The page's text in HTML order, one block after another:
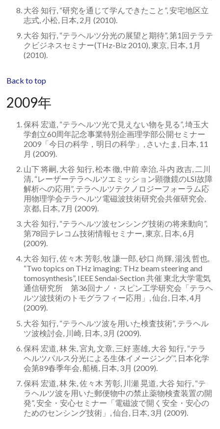
大谷 知行, “研究を通じて学んできたこと”, 安宅地区立
志式, 小松, 日本, 2月 (2010).
大谷 知行, “テラヘルツ分光の展望と期待”, 第1回テラテ
クビジネスセミナー(THz-Biz 2010), 東京, 日本, 1月
(2010).
Back to top
2009年
保科 宏道, “テラヘルツ光で見えない物を見る”, 埼玉大
学創立60周年記念事業特別企画理学部公開セミナー
2009「今日の科学，明日の科学」, さいたま, 日本, 11
月 (2009).
山下 将嗣, 大谷 知行, 松本 徹, 中前 幸治, 斗内 政吉, 二川
清, “レーザーテラヘルツエミッション顕微鏡のLSI故障
解析への応用”, テラヘルツテクノロジーフォーラム応
用物理学会テラヘルツ電磁波技術研究会共催研究会,
京都, 日本, 7月 (2009).
大谷 知行, “テラヘルツ波センシング技術の将来動向”,
第78回テレコム技術情報セミナー, 東京, 日本, 6月
(2009).
大谷 知行, 佐々木 芳彰, 牧 謙一郎, 砂口 尚輝, 湯浅 哲也,
“Two topics on THz imaging: THz beam steering and
tomosynthesis”, IEEE Sendai-Section 共催 東北大学電気
通信研究所 第36回ナノ・スピン工学研究会「テラヘ
ルツ波技術のトモグラフィー応用」, 仙台, 日本, 4月
(2009).
大谷 知行, “テラヘルツ波を用いた検査技術”, テラヘル
ツ波検討会, 川崎, 日本, 3月 (2009).
保科 宏道, 林 朱, 宮丸 文章, 三好 憲雄, 大谷 知行, “テラ
ヘルツパルス分光による生体イメージング”, 日本化学
会第89春季年会, 船橋, 日本, 3月 (2009).
保科 宏道, 林 朱, 佐々木 芳彰, 川瀬 晃道, 大谷 知行, “テ
ラヘルツ波を用いた郵便物中の禁止薬物検査装置の開
発”, 安全・安心セミナー「電磁波で開く安全・安心の
ためのセンシング技術」, 仙台, 日本, 3月 (2009).